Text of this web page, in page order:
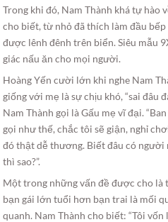
Trong khi đó, Nam Thành khá tự hào
cho biết, từ nhỏ đã thích làm đầu
được lênh đênh trên biển. Siêu mẫu
giác nấu ăn cho mọi người.
Hoàng Yến cười lớn khi nghe Nam
giống với mẹ là sự chịu khó, “sai đâu
Nam Thành gọi là Gấu mẹ vĩ đại.
gọi như thế, chắc tôi sẽ giận, nghỉ
đó thật dễ thương. Biết đâu có
thì sao?”.
Một trong những vấn đề được cho là
bạn gái lớn tuổi hơn bạn trai là mối
quanh. Nam Thành cho biết: “Tôi